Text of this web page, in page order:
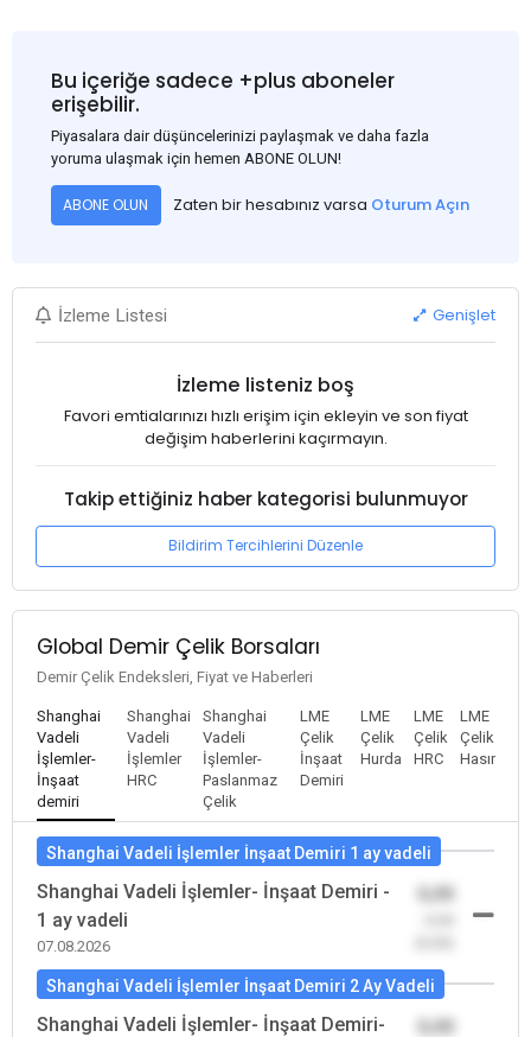
and rural construction projects is expected to provide support
to the market despite seasonal disruptions caused by heavy
rainfall.
Bu içeriğe sadece +plus aboneler
erişebilir.
Piyasalara dair düşüncelerinizi paylaşmak ve daha fazla
yoruma ulaşmak için hemen ABONE OLUN!
ABONE OLUN Zaten bir hesabınız varsa Oturum Açın
İzleme Listesi Genişlet
İzleme listeniz boş
Favori emtialarınızı hızlı erişim için ekleyin ve son fiyat
değişim haberlerini kaçırmayın.
Takip ettiğiniz haber kategorisi bulunmuyor
Bildirim Tercihlerini Düzenle
Global Demir Çelik Borsaları
Demir Çelik Endeksleri, Fiyat ve Haberleri
Shanghai
Vadeli
İşlemler-
İnşaat
demiri
Shanghai
Vadeli
İşlemler
HRC
Shanghai
Vadeli
İşlemler-
Paslanmaz
Çelik
LME
Çelik
İnşaat
Demiri
LME
Çelik
Hurda
LME
Çelik
HRC
LME
Çelik
Hasır
Shanghai Vadeli İşlemler İnşaat Demiri 1 ay vadeli
Shanghai Vadeli İşlemler- İnşaat Demiri -
1 ay vadeli
07.08.2026
Shanghai Vadeli İşlemler İnşaat Demiri 2 Ay Vadeli
Shanghai Vadeli İşlemler- İnşaat Demiri-